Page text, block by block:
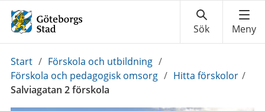
Du
är
här:
Start / Förskola och utbildning /
Förskola och pedagogisk omsorg / Hitta förskolor /
Salviagatan 2 förskola